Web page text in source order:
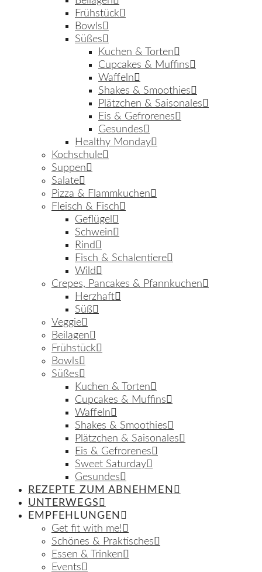
Frühstück
Bowls
Süßes
Kuchen & Torten
Cupcakes & Muffins
Waffeln
Shakes & Smoothies
Plätzchen & Saisonales
Eis & Gefrorenes
Gesundes
Healthy Monday
Kochschule
Suppen
Salate
Pizza & Flammkuchen
Fleisch & Fisch
Geflügel
Schwein
Rind
Fisch & Schalentiere
Wild
Crepes, Pancakes & Pfannkuchen
Herzhaft
Süß
Veggie
Beilagen
Frühstück
Bowls
Süßes
Kuchen & Torten
Cupcakes & Muffins
Waffeln
Shakes & Smoothies
Plätzchen & Saisonales
Eis & Gefrorenes
Sweet Saturday
Gesundes
REZEPTE ZUM ABNEHMEN
UNTERWEGS
EMPFEHLUNGEN
Get fit with me!
Schönes & Praktisches
Essen & Trinken
Events